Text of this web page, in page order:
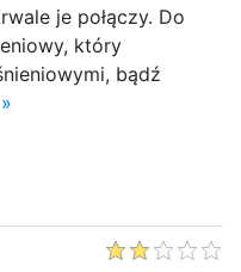
je połączy. Do
który
bądź